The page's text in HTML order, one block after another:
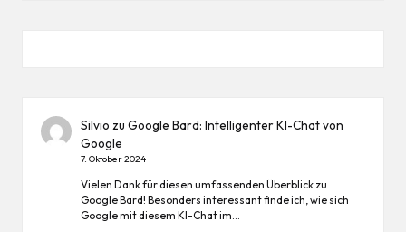
Silvio zuGoogle Bard: Intelligenter KI-Chat von
Google
7. Oktober 2024
Vielen Dank für diesen umfassenden Überblick zu
Google Bard! Besonders interessant finde ich, wie sich
Google mit diesem KI-Chat im…